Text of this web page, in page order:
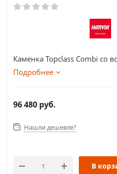
Каменка Topclass Combi со
Подробнее
96 480 руб.
Нашли дешевле?
В